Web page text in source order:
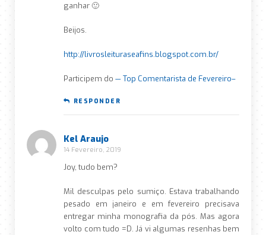
ganhar 🙂
Beijos.
http://livrosleituraseafins.blogspot.com.br/
Participem do — Top Comentarista de Fevereiro–
RESPONDER
Kel Araujo
14 Fevereiro, 2019
Joy, tudo bem?
Mil desculpas pelo sumiço. Estava trabalhando
pesado em janeiro e em fevereiro precisava
entregar minha monografia da pós. Mas agora
volto com tudo =D. Já vi algumas resenhas bem